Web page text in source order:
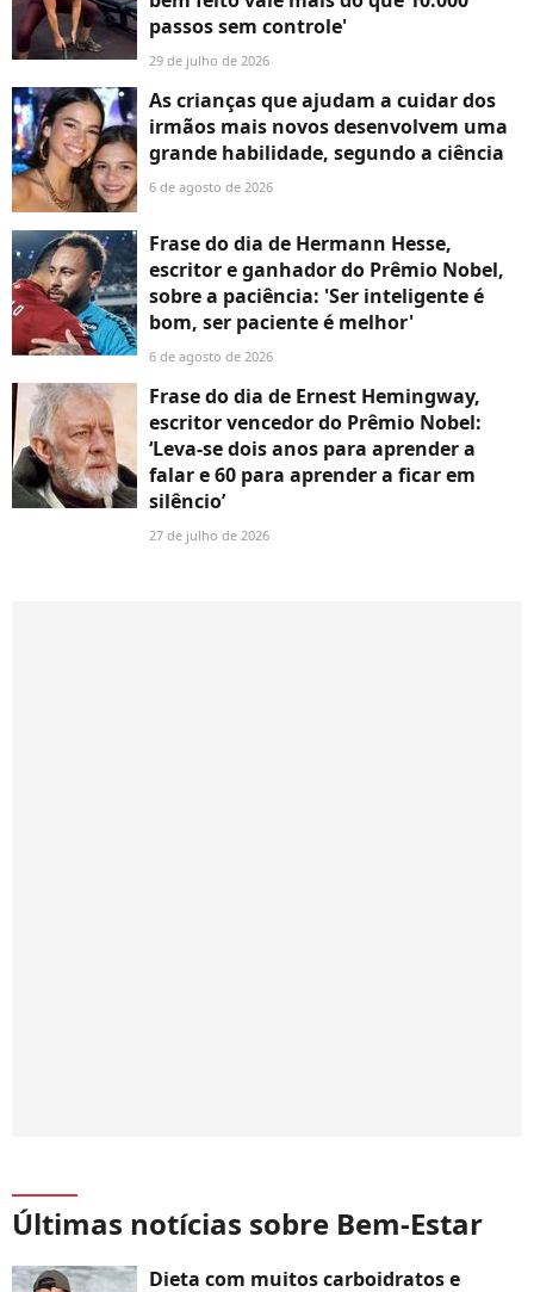
passos sem controle'
29 de julho de 2026
As crianças que ajudam a cuidar dos
irmãos mais novos desenvolvem uma
grande habilidade, segundo a ciência
6 de agosto de 2026
Frase do dia de Hermann Hesse,
escritor e ganhador do Prêmio Nobel,
sobre a paciência: 'Ser inteligente é
bom, ser paciente é melhor'
6 de agosto de 2026
Frase do dia de Ernest Hemingway,
escritor vencedor do Prêmio Nobel:
‘Leva-se dois anos para aprender a
falar e 60 para aprender a ficar em
silêncio’
27 de julho de 2026
Últimas notícias sobre Bem-Estar
Dieta com muitos carboidratos e